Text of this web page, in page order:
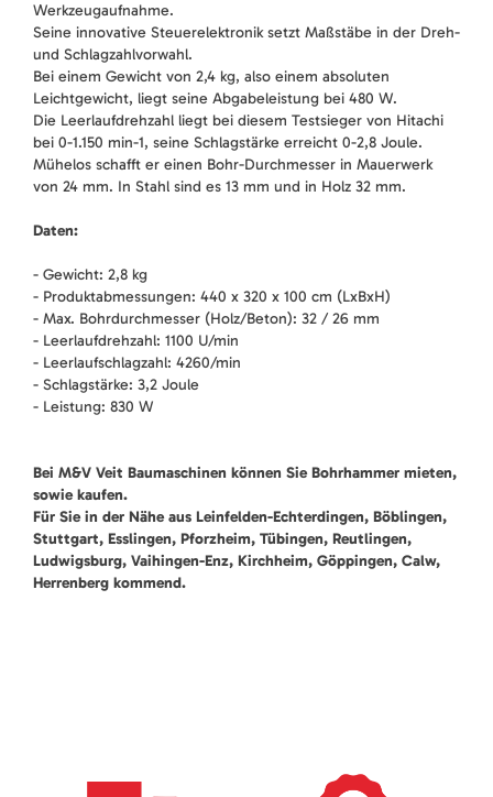
Werkzeugaufnahme.
Seine innovative Steuerelektronik setzt Maßstäbe in der Dreh-
und Schlagzahlvorwahl.
Bei einem Gewicht von 2,4 kg, also einem absoluten
Leichtgewicht, liegt seine Abgabeleistung bei 480 W.
Die Leerlaufdrehzahl liegt bei diesem Testsieger von Hitachi
bei 0-1.150 min-1, seine Schlagstärke erreicht 0-2,8 Joule.
Mühelos schafft er einen Bohr-Durchmesser in Mauerwerk
von 24 mm. In Stahl sind es 13 mm und in Holz 32 mm.
Daten:
- Gewicht: 2,8 kg
- Produktabmessungen: 440 x 320 x 100 cm (LxBxH)
- Max. Bohrdurchmesser (Holz/Beton): 32 / 26 mm
- Leerlaufdrehzahl: 1100 U/min
- Leerlaufschlagzahl: 4260/min
- Schlagstärke: 3,2 Joule
- Leistung: 830 W
Bei M&V Veit Baumaschinen können Sie Bohrhammer mieten,
sowie kaufen.
Für Sie in der Nähe aus Leinfelden-Echterdingen, Böblingen,
Stuttgart, Esslingen, Pforzheim, Tübingen, Reutlingen,
Ludwigsburg, Vaihingen-Enz, Kirchheim, Göppingen, Calw,
Herrenberg kommend.